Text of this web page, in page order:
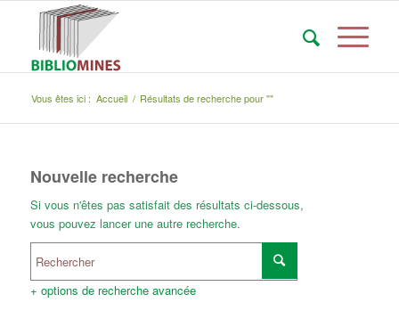
Vous êtes ici : Accueil / Résultats de recherche pour ""
Nouvelle recherche
Si vous n'êtes pas satisfait des résultats ci-dessous,
vous pouvez lancer une autre recherche.
+ options de recherche avancée